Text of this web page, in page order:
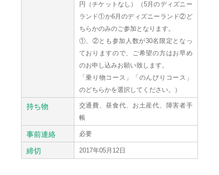
円（チケットなし）（5月のディズニー
ランド①か6月のディズニーランド②ど
ちらかのみのご参加となります。
①、②とも参加人数が30名限定となっ
ておりますので、ご希望の方はお早め
のお申し込みお願い致します。
「乗り物コース」「のんびりコース」
のどちらかを選択してください。）
持ち物
交通費、昼食代、お土産代、障害者手
帳
事前連絡 必要
締切 2017年05月12日